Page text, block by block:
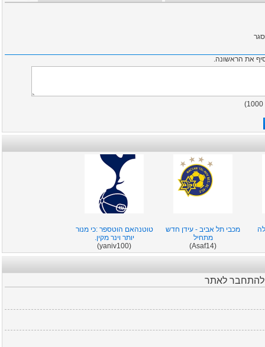
את הראשונה.
1000
)
מכבי תל אביב - עידן חדש
מתחיל
(Asaf14)
טוטנהאם הוטספר :כי מנור
יותר וינר מקין.
(yaniv100)
להתחבר לאתר